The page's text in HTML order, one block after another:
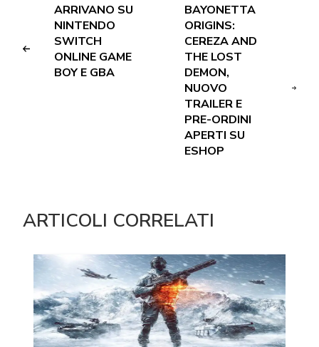
ARRIVANO SU
NINTENDO
SWITCH
ONLINE GAME
BOY E GBA
BAYONETTA
ORIGINS:
CEREZA AND
THE LOST
DEMON,
NUOVO
TRAILER E
PRE-ORDINI
APERTI SU
ESHOP
ARTICOLI CORRELATI